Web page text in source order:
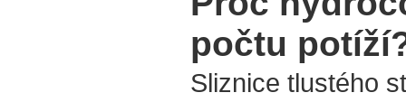
počtu
Sliznice tlustého